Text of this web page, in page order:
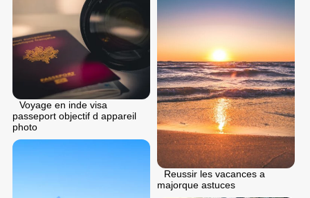
Voyage en inde visa
passeport objectif d appareil
photo
Reussir les vacances a
majorque astuces